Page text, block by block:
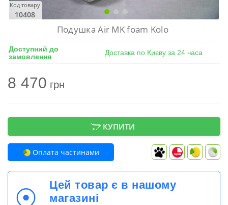
Код товару
10408
Подушка Air MK foam Kolo
Доступний до
замовлення
Доставка по Києву за 24 часа
8 470грн
КУПИТИ
Оплата частинами
Цей товар є в нашому
магазині